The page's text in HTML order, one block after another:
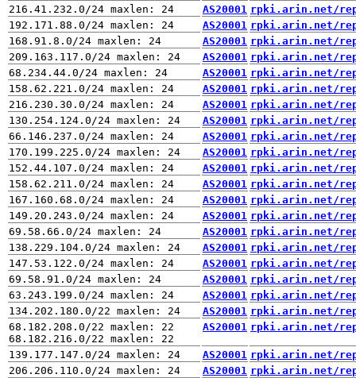
AS20001 rpki.arin.net/
AS20001 rpki.arin.net/
AS20001 rpki.arin.net/
AS20001 rpki.arin.net/
AS20001 rpki.arin.net/
AS20001 rpki.arin.net/
AS20001 rpki.arin.net/
AS20001 rpki.arin.net/
AS20001 rpki.arin.net/
AS20001 rpki.arin.net/
AS20001 rpki.arin.net/
AS20001 rpki.arin.net/
AS20001 rpki.arin.net/
AS20001 rpki.arin.net/
AS20001 rpki.arin.net/
AS20001 rpki.arin.net/
AS20001 rpki.arin.net/
AS20001 rpki.arin.net/
AS20001 rpki.arin.net/
AS20001 rpki.arin.net/
68.182.208.0/22 maxlen: 22
AS20001 rpki.arin.net/
AS20001 rpki.arin.net/
AS20001 rpki.arin.net/